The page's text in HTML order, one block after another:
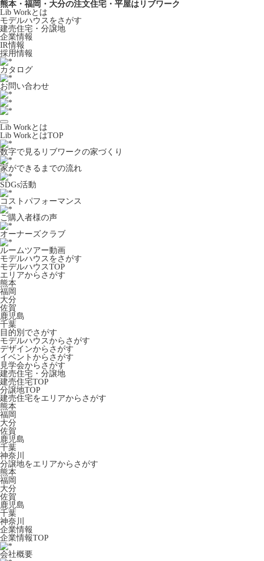
熊本・福岡・大分の注文住宅・平屋はリブワーク
Lib Workとは
モデルハウスをさがす
建売住宅・分譲地
企業情報
IR情報
採用情報
カタログ
お問い合わせ
Lib Workとは
Lib WorkとはTOP
数字で⾒るリブワークの家づくり
家ができるまでの流れ
SDGs活動
コストパフォーマンス
ご購入者様の声
オーナーズクラブ
ルームツアー動画
モデルハウスをさがす
モデルハウスTOP
エリアからさがす
熊本
福岡
大分
佐賀
鹿児島
千葉
目的別でさがす
モデルハウスからさがす
デザインからさがす
イベントからさがす
見学会からさがす
建売住宅・分譲地
建売住宅TOP
分譲地TOP
建売住宅をエリアからさがす
熊本
福岡
大分
佐賀
鹿児島
千葉
神奈川
分譲地をエリアからさがす
熊本
福岡
大分
佐賀
鹿児島
千葉
神奈川
企業情報
企業情報TOP
会社概要